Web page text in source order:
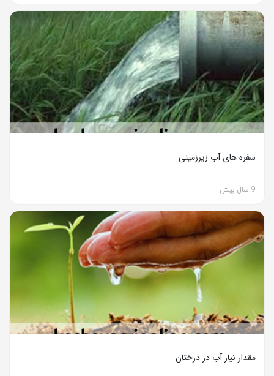
سفره های آب زیرزمینی
9 سال پیش
مقدار نیاز آب در درختان